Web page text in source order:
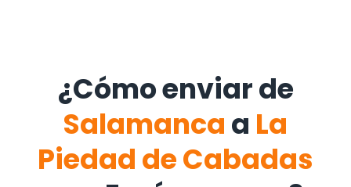
¿Cómo enviar de
Salamanca a La
Piedad de Cabadas